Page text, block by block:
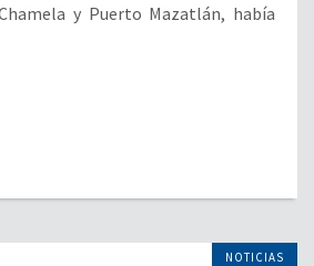
y Puerto Mazatlán, había
NOTICIAS